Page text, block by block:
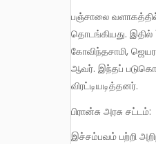
பஞ்சாலை வளாகத்தில் பெரும் கட்டடங்களின் மேல்தளத்தில் நின்றிருந்த தொழிலாளர்களை நோக்கி எந்திரத் துப்பாக்கியால் சுடத்
தொடங்கியது. இதில்
கோவிந்தசாமி,
ஆவர். இந்தப்
விரட்டியடித்தனர்.
பிரான்சு அரசு சட்டம்:
இச்சம்பவம் பற்றி அறிந்ததும் பண்டித நேரு வ.சுப்பையாவை தொடர்புகொண்டு பிரான்சில் உள்ள மக்கள் முன்னனிக் கட்சியின்